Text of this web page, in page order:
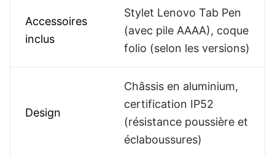
Accessoires
inclus
Stylet Lenovo Tab Pen
(avec pile AAAA), coque
folio (selon les versions)
Design
Châssis en aluminium,
certification IP52
(résistance poussière et
éclaboussures)